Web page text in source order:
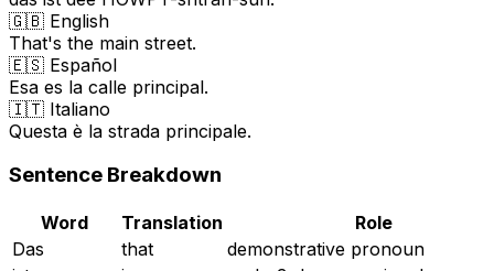
🇬🇧 English
That's the main street.
🇪🇸 Español
Esa es la calle principal.
🇮🇹 Italiano
Questa è la strada principale.
Sentence Breakdown
Word Translation
Role
Das
that
demonstrative pronoun